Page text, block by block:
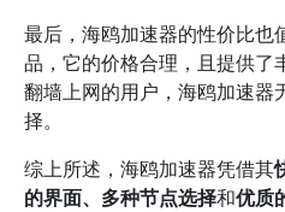
最后，海鸥加速器的性价比也
品，它的价格合理，且提供了
翻墙上网的用户，海鸥加速器
择。
综上所述，海鸥加速器凭借其
的界面、多种节点选择和优质